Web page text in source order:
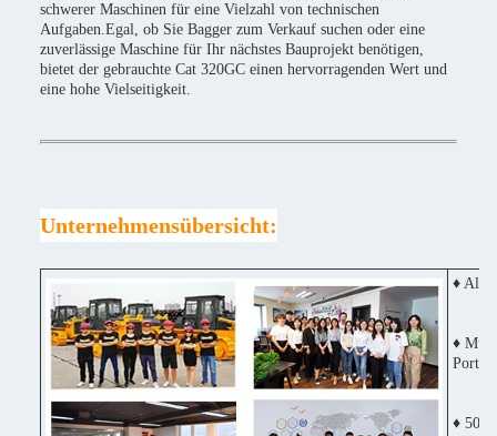
schwerer Maschinen für eine Vielzahl von technischen
Aufgaben.Egal, ob Sie Bagger zum Verkauf suchen oder eine
zuverlässige Maschine für Ihr nächstes Bauprojekt benötigen,
bietet der gebrauchte Cat 320GC einen hervorragenden Wert und
eine hohe Vielseitigkeit.
Unternehmensübersicht:
♦ Alle
♦
♦ 50%